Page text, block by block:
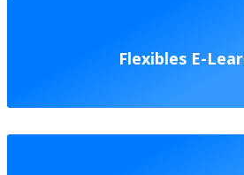
Flexibles E-